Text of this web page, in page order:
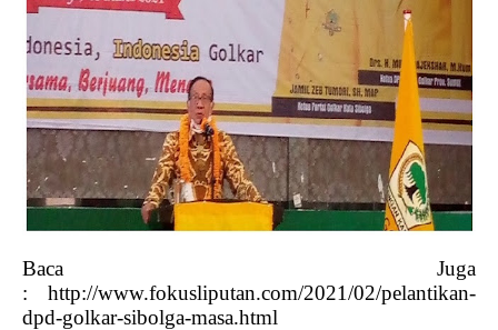
Baca Juga
: http://www.fokusliputan.com/2021/02/pelantikan-
dpd-golkar-sibolga-masa.html